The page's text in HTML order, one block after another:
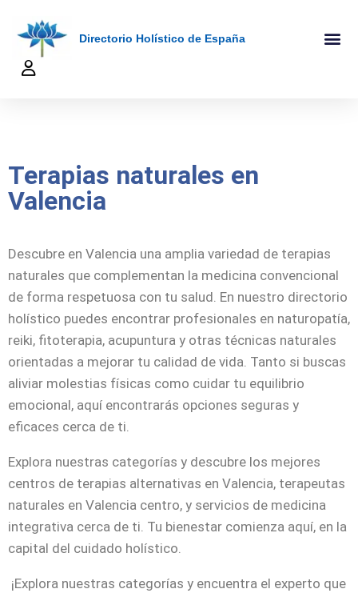
Directorio Holístico de España
Terapias naturales en
Valencia
Descubre en Valencia una amplia variedad de terapias
naturales que complementan la medicina convencional
de forma respetuosa con tu salud. En nuestro directorio
holístico puedes encontrar profesionales en naturopatía,
reiki, fitoterapia, acupuntura y otras técnicas naturales
orientadas a mejorar tu calidad de vida. Tanto si buscas
aliviar molestias físicas como cuidar tu equilibrio
emocional, aquí encontrarás opciones seguras y
eficaces cerca de ti.
Explora nuestras categorías y descubre los mejores
centros de terapias alternativas en Valencia, terapeutas
naturales en Valencia centro, y servicios de medicina
integrativa cerca de ti. Tu bienestar comienza aquí, en la
capital del cuidado holístico.
¡Explora nuestras categorías y encuentra el experto que